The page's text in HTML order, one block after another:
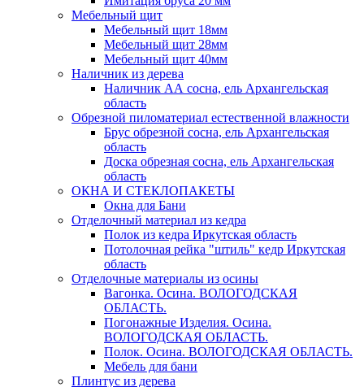
Мебельный щит
Мебельный щит 18мм
Мебельный щит 28мм
Мебельный щит 40мм
Наличник из дерева
Наличник АА сосна, ель Архангельская
область
Обрезной пиломатериал естественной влажности
Брус обрезной сосна, ель Архангельская
область
Доска обрезная сосна, ель Архангельская
область
ОКНА И СТЕКЛОПАКЕТЫ
Окна для Бани
Отделочный материал из кедра
Полок из кедра Иркутская область
Потолочная рейка "штиль" кедр Иркутская
область
Отделочные материалы из осины
Вагонка. Осина. ВОЛОГОДСКАЯ
ОБЛАСТЬ.
Погонажные Изделия. Осина.
ВОЛОГОДСКАЯ ОБЛАСТЬ.
Полок. Осина. ВОЛОГОДСКАЯ ОБЛАСТЬ.
Мебель для бани
Плинтус из дерева